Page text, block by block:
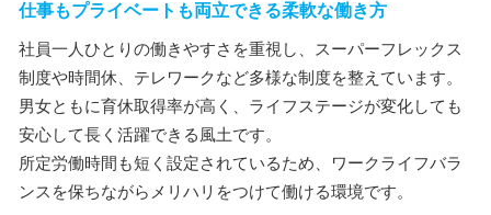
仕事もプライベートも両立できる柔軟な働き方
社員一人ひとりの働きやすさを重視し、スーパーフレックス
制度や時間休、テレワークなど多様な制度を整えています。
男女ともに育休取得率が高く、ライフステージが変化しても
安心して長く活躍できる風土です。
所定労働時間も短く設定されているため、ワークライフバラ
ンスを保ちながらメリハリをつけて働ける環境です。